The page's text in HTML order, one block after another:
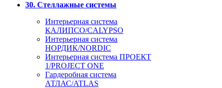
30. Стеллажные системы
Интерьерная система
КАЛИПСО/CALYPSO
Интерьерная система
НОРДИК/NORDIC
Интерьерная система ПРОЕКТ
1/PROJECT ONE
Гардеробная система
АТЛАС/ATLAS